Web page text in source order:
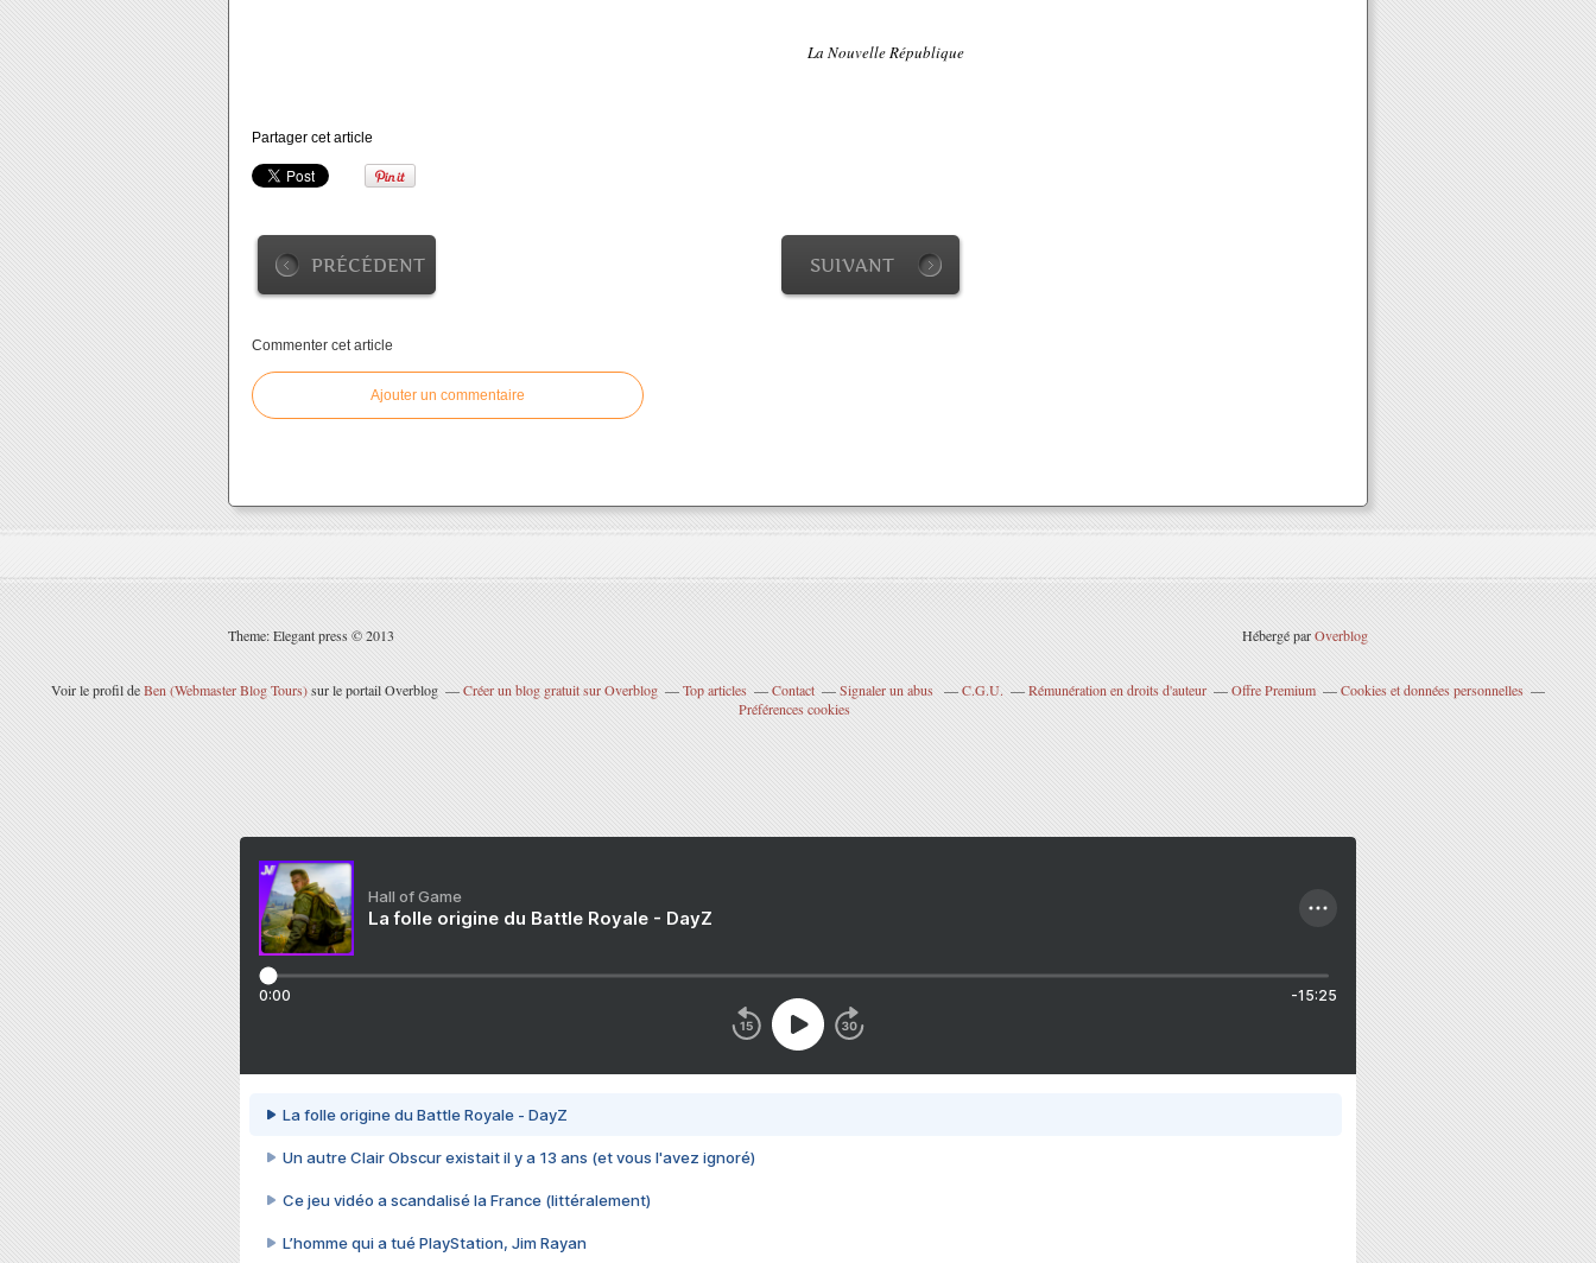
La Nouvelle République
Partager cet article
PRÉCÉDENT SUIVANT
Commenter cet article
Ajouter un commentaire
Theme: Elegant press © 2013 Hébergé parOverblog
Voir le profil deBen (Webmaster Blog Tours)sur le portail Overblog Créer un blog gratuit sur Overblog Top articles Contact Signaler un abus C.G.U. Rémunération en droits d'auteur Offre Premium
Cookies et données personnelles
Préférences cookies
Hall of Game
La folle origine du Battle Royale - DayZ
0:00 -15:25
La folle origine du Battle Royale - DayZ
Un autre Clair Obscur existait il y a 13 ans (et vous l'avez ignoré)
Ce jeu vidéo a scandalisé la France (littéralement)
L’homme qui a tué PlayStation, Jim Rayan